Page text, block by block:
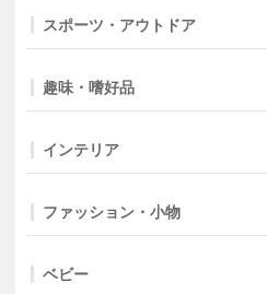
スポーツ・アウトドア
趣味・嗜好品
インテリア
ファッション・小物
ベビー